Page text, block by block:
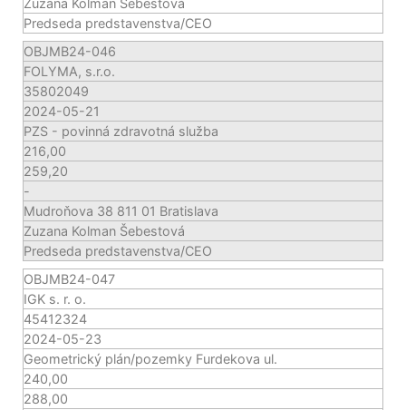
Zuzana Kolman Šebestová
Predseda predstavenstva/CEO
OBJMB24-046
FOLYMA, s.r.o.
35802049
2024-05-21
PZS - povinná zdravotná služba
216,00
259,20
-
Mudroňova 38 811 01 Bratislava
Zuzana Kolman Šebestová
Predseda predstavenstva/CEO
OBJMB24-047
IGK s. r. o.
45412324
2024-05-23
Geometrický plán/pozemky Furdekova ul.
240,00
288,00